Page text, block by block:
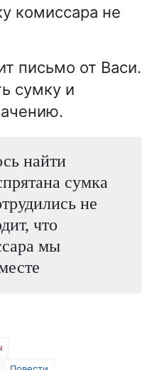
комиссара не
письмо от Васи.
сумку и
найти
сумка
не
что
мы